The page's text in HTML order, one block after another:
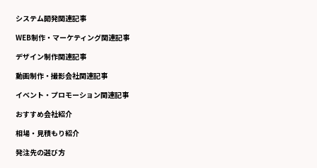
システム開発関連記事
WEB制作・マーケティング関連記事
デザイン制作関連記事
動画制作・撮影会社関連記事
イベント・プロモーション関連記事
おすすめ会社紹介
相場・見積もり紹介
発注先の選び方